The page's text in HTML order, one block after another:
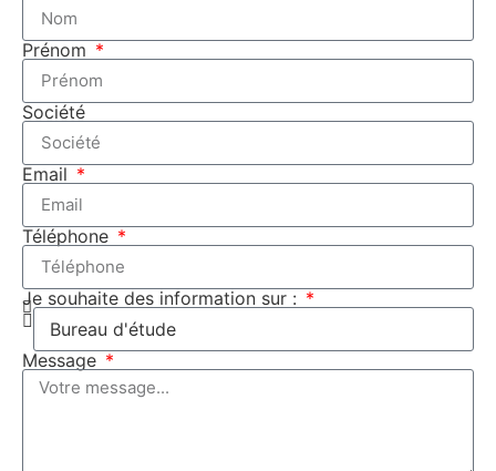
Prénom
Société
Email
Téléphone
Je souhaite des information sur :
Message